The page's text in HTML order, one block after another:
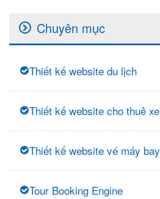
Chuyên mục
Thiết kế website du lịch
Thiết kế website cho thuê xe
Thiết kế website vé máy bay
Tour Booking Engine